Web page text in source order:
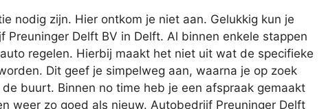
nodig zijn. Hier ontkom je niet aan. Gelukkig kun je
Delft BV in Delft. Al binnen enkele stappen
regelen. Hierbij maakt het niet uit wat de specifieke
Dit geef je simpelweg aan, waarna je op zoek
de buurt. Binnen no time heb je een afspraak gemaakt
weer zo goed als nieuw. Autobedrijf Preuninger Delft